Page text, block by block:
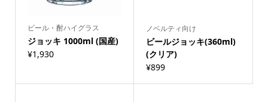
ビール・酎ハイグラス
ジョッキ 1000ml (国産)
¥1,930
ノベルティ向け
ビールジョッキ(360ml)
(クリア)
¥899